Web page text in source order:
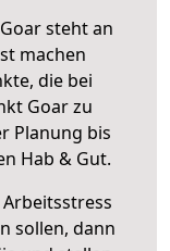
steht an
machen
die bei
Goar zu
Planung bis
Hab & Gut.
sollen, dann